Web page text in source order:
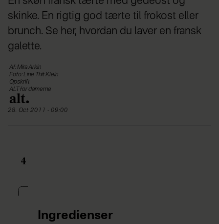
skinke. En rigtig god tærte til frokost eller
brunch. Se her, hvordan du laver en fransk
galette.
Af: Mira Arkin
Foto: Line Thit Klein
Opskrift
ALT for damerne
28. Oct 2011 - 09:00
4
Ingredienser